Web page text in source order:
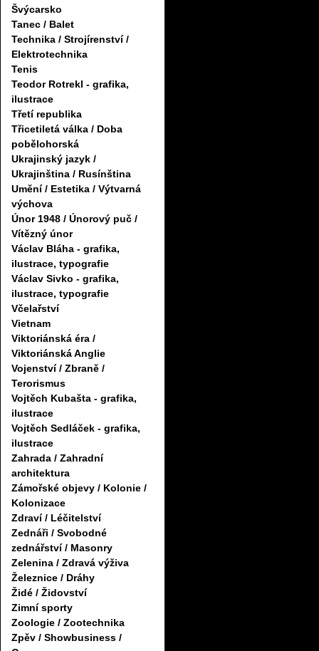
Švýcarsko
Tanec / Balet
Technika / Strojírenství /
Elektrotechnika
Tenis
Teodor Rotrekl - grafika,
ilustrace
Třetí republika
Třicetiletá válka / Doba
pobělohorská
Ukrajinský jazyk /
Ukrajinština / Rusínština
Umění / Estetika / Výtvarná
výchova
Únor 1948 / Únorový puč /
Vítězný únor
Václav Bláha - grafika,
ilustrace, typografie
Václav Sivko - grafika,
ilustrace, typografie
Včelařství
Vietnam
Viktoriánská éra /
Viktoriánská Anglie
Vojenství / Zbraně /
Terorismus
Vojtěch Kubašta - grafika,
ilustrace
Vojtěch Sedláček - grafika,
ilustrace
Zahrada / Zahradní
architektura
Zámořské objevy / Kolonie /
Kolonizace
Zdraví / Léčitelství
Zednáři / Svobodné
zednářství / Masonry
Zelenina / Zdravá výživa
Železnice / Dráhy
Židé / Židovství
Zimní sporty
Zoologie / Zootechnika
Zpěv / Showbusiness /